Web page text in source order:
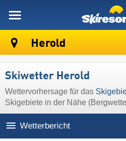
Herold
Skiwetter Herold
Wettervorhersage für das
Skigebiete in der Nähe
Wetterbericht